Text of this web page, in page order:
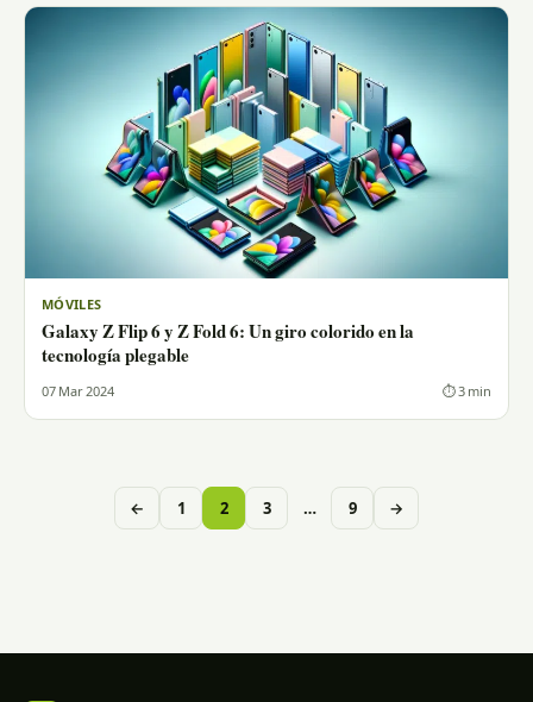
MÓVILES
Galaxy Z Flip 6 y Z Fold 6: Un giro colorido en la
tecnología plegable
07 Mar 2024 ⏱ 3 min
de
← 1 2 3 … 9 →